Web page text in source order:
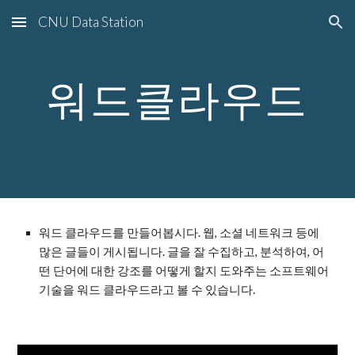
Skip to main content Skip to navigation
CNU Data Station
워드클라우드
워드 클라우드를 만들어봅시다. 웹, 소셜 네트워크 등에
많은 글들이 게시됩니다. 글을 잘 수집하고, 분석하여, 어
떤 단어에 대한 강조를 어떻게 할지 도와주는 소프트웨어
기술을 워드 클라우드라고 볼 수 있습니다.